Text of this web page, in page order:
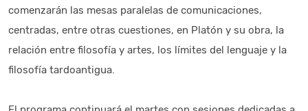
comenzarán las mesas paralelas de comunicaciones,
centradas, entre otras cuestiones, en Platón y su obra, la
relación entre filosofía y artes, los límites del lenguaje y la
filosofía tardoantigua.